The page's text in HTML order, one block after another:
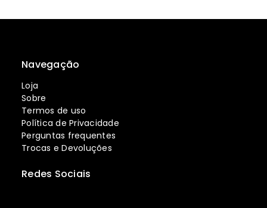
Navegação
Loja
Sobre
Termos de uso
Política de Privacidade
Perguntas frequentes
Trocas e Devoluções
Redes Sociais